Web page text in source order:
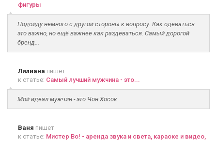
фигуры
Подойду немного с другой стороны к вопросу. Как одеваться
это важно, но ещё важнее как раздеваться. Самый дорогой
бренд...
Лилиана пишет
к статье: Самый лучший мужчина - это...
Мой идеал мужчин - это Чон Хосок.
Ваня пишет
к статье: Мистер Во! - аренда звука и света, караоке и видео,